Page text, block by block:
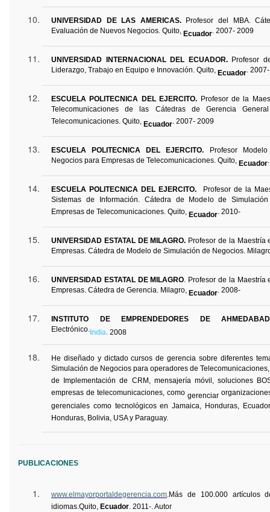
UNIVERSIDAD DE LAS AMERICAS.Profesor del MBA.
Evaluación de Nuevos Negocios. Quito, Ecuador. 2007- 2009
UNIVERSIDAD INTERNACIONAL DEL ECUADOR.Profesor
Liderazgo, Trabajo en Equipo e Innovación. Quito, Ecuador.
ESCUELA POLITECNICA DEL EJERCITO. Profesorde la
Telecomunicaciones de las Cátedras de Gerencia
Telecomunicaciones. Quito, Ecuador. 2007- 2009
ESCUELA POLITECNICA DEL EJERCITO. Profesor
Negocios para Empresas de Telecomunicaciones. Quito, Ecuador
ESCUELA POLITECNICA DEL EJERCITO. Profesor de la
Sistemas de Información. Cátedra de Modelo de
Empresas de Telecomunicaciones. Quito, Ecuador. 2010-
UNIVERSIDAD ESTATAL DE MILAGRO. Profesor de la Maestría
Empresas. Cátedra de Modelo de Simulación de Negocios.
UNIVERSIDAD ESTATAL DE MILAGRO . Profesor de la
Empresas. Cátedra de Gerencia. Milagro, Ecuador. 2008-
INSTITUTO DE EMPRENDEDORES DE AHMEDABAD
Electrónico.India. 2008
He diseñado y dictado cursos de gerencia sobre diferentes
Simulación de Negocios para operadores de
de Implementación de CRM, mensajería móvil, soluciones
empresas de telecomunicaciones, como gerenciar
gerenciales como tecnológicos en Jamaica, Honduras,
Honduras, Bolivia, USA y Paraguay.
PUBLICACIONES
www.elmayorportaldegerencia.com Más de 100.000 artículos
idiomas. Quito, Ecuador 2011-. Autor